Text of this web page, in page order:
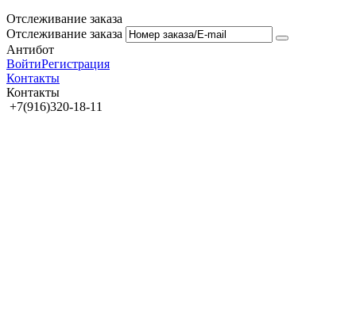
Отслеживание заказа
Отслеживание заказа
Антибот
ВойтиРегистрация
Контакты
Контакты
+7(916)320-18-11